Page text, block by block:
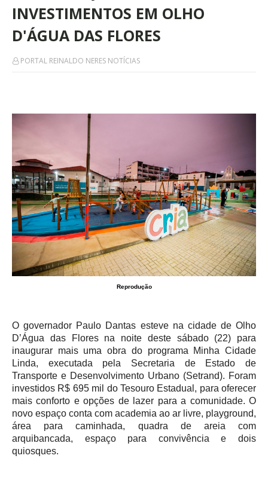
INVESTIMENTOS EM OLHO
D'ÁGUA DAS FLORES
PORTAL REINALDO NERES NOTÍCIAS
Reprodução
O governador Paulo Dantas esteve na cidade de Olho
D’Água das Flores na noite deste sábado (22) para
inaugurar mais uma obra do programa Minha Cidade
Linda, executada pela Secretaria de Estado de
Transporte e Desenvolvimento Urbano (Setrand). Foram
investidos R$ 695 mil do Tesouro Estadual, para oferecer
mais conforto e opções de lazer para a comunidade. O
novo espaço conta com academia ao ar livre, playground,
área para caminhada, quadra de areia com
arquibancada, espaço para convivência e dois
quiosques.